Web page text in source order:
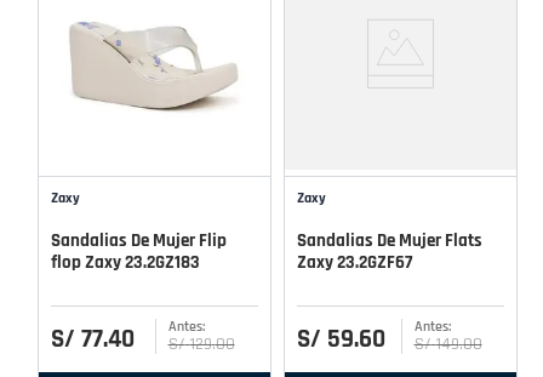
Zaxy
Sandalias De Mujer Flip
flop Zaxy 23.2GZ183
S/ 77.40 S/ 129.00
Zaxy
Sandalias De Mujer Flats
Zaxy 23.2GZF67
S/ 59.60 S/ 149.00